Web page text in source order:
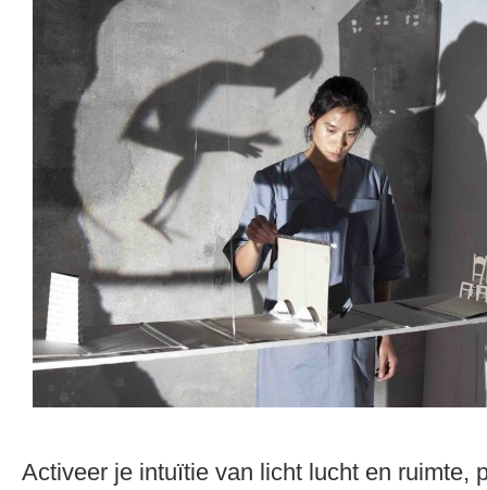
Activeer je intuïtie van licht lucht en ruimte,